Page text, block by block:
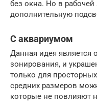
без окна. Но в
дополнительную
С аквариумом
Данная идея является
зонирования, и
только для
средних размеров
которые не повлияют